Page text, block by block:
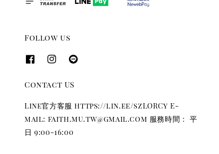
Follow us
Contact US
Line官方客服 https://lin.ee/szLORCy E-
mail: faith.mu.tw@gmail.com 服務時間： 平
日 9:00-16:00